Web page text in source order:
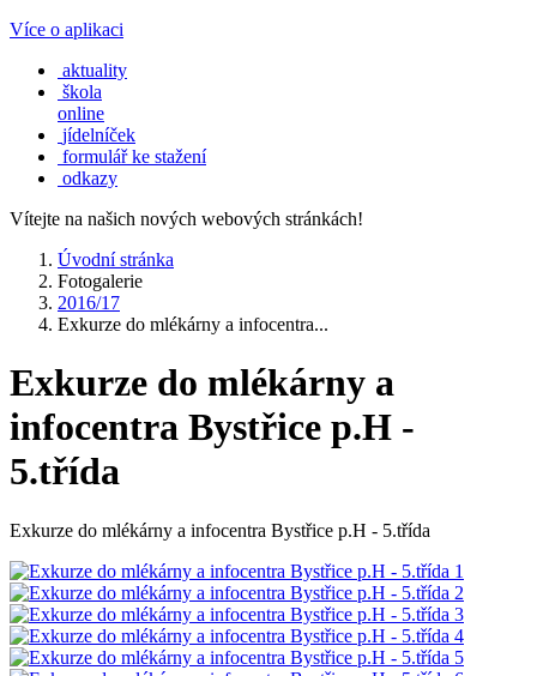
Více o aplikaci
aktuality
škola
online
jídelníček
formulář ke stažení
odkazy
Vítejte na našich nových webových stránkách!
Úvodní stránka
Fotogalerie
2016/17
Exkurze do mlékárny a infocentra...
Exkurze do mlékárny a
infocentra Bystřice p.H -
5.třída
Exkurze do mlékárny a infocentra Bystřice p.H - 5.třída